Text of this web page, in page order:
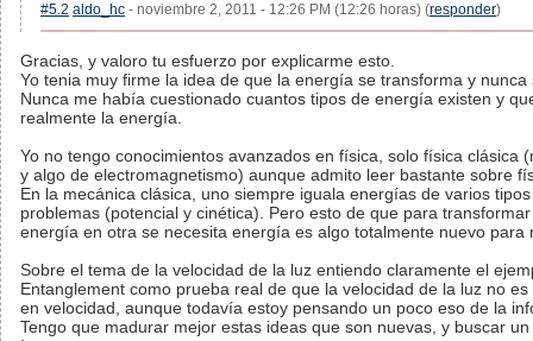
#5.2 aldo_hc - noviembre 2, 2011 - 12:26 PM (12:26 horas) (responder)
Gracias, y valoro tu esfuerzo por explicarme esto.
Yo tenia muy firme la idea de que la energía se transforma y nunca
Nunca me había cuestionado cuantos tipos de energía existen y
realmente la energía.
Yo no tengo conocimientos avanzados en física, solo física clásica
y algo de electromagnetismo) aunque admito leer bastante sobre
En la mecánica clásica, uno siempre iguala energías de varios
problemas (potencial y cinética). Pero esto de que para
energía en otra se necesita energía es algo totalmente nuevo para
Sobre el tema de la velocidad de la luz entiendo claramente el
Entanglement como prueba real de que la velocidad de la luz no
en velocidad, aunque todavía estoy pensando un poco eso de la
Tengo que madurar mejor estas ideas que son nuevas, y buscar